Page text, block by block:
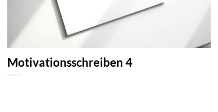
Motivationsschreiben 4